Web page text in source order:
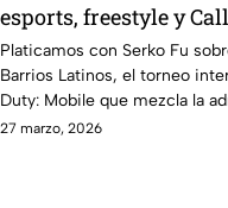
esports, freestyle y
Entrevista AZE
Platicamos con Serko Fu
Barrios Latinos, el torneo
Duty: Mobile que mezcla la
con la cultura del freestyle
27 marzo, 2026